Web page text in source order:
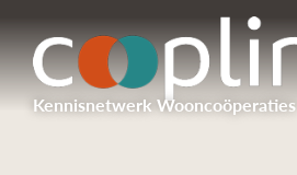
Kennisnetwerk Wooncoöperaties